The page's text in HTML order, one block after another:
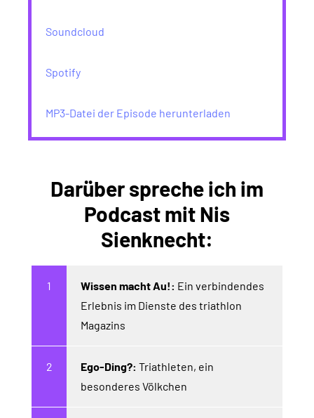
Soundcloud
Spotify
MP3-Datei der Episode herunterladen
Darüber spreche ich im
Podcast mit Nis
Sienknecht:
Wissen macht Au!: Ein verbindendes
Erlebnis im Dienste des triathlon
Magazins
Ego-Ding?: Triathleten, ein
besonderes Völkchen